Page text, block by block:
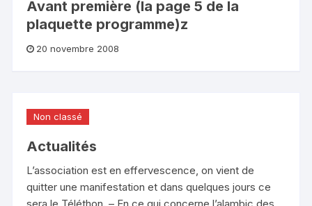
Avant première (la page 5 de la
plaquette programme)z
20 novembre 2008
Non classé
Actualités
L’association est en effervescence, on vient de
quitter une manifestation et dans quelques jours ce
sera le Téléthon. – En ce qui concerne l’alambic des